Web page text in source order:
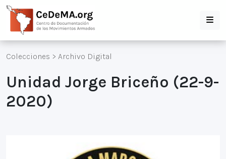
Colecciones > Archivo Digital
Unidad Jorge Briceño (22-9-
2020)